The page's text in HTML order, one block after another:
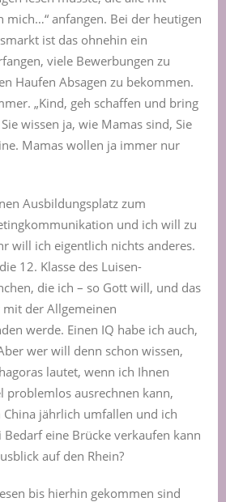
mich…“ anfangen. Bei der heutigen
ist das ohnehin ein
viele Bewerbungen zu
Haufen Absagen zu bekommen.
„Kind, geh schaffen und bring
wissen ja, wie Mamas sind, Sie
Mamas wollen ja immer nur
Ausbildungsplatz zum
und ich will zu
will ich eigentlich nichts anderes.
12. Klasse des Luisen-
die ich – so Gott will, und das
der Allgemeinen
werde. Einen IQ habe ich auch,
wer will denn schon wissen,
lautet, wenn ich Ihnen
problemlos ausrechnen kann,
China jährlich umfallen und ich
Bedarf eine Brücke verkaufen kann
auf den Rhein?
bis hierhin gekommen sind